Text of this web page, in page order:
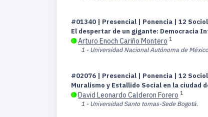
#01340 | Presencial | Ponencia | 12
El despertar de un gigante: Democracia
Arturo Enoch Cariño Montero 1
1 - Universidad Nacional Autónoma de
#02076 | Presencial | Ponencia | 12
Muralismo y Estallido Social en la ciudad
David Leonardo Calderon Forero 1
1 - Universidad Santo tomas-Sede Bogotá.